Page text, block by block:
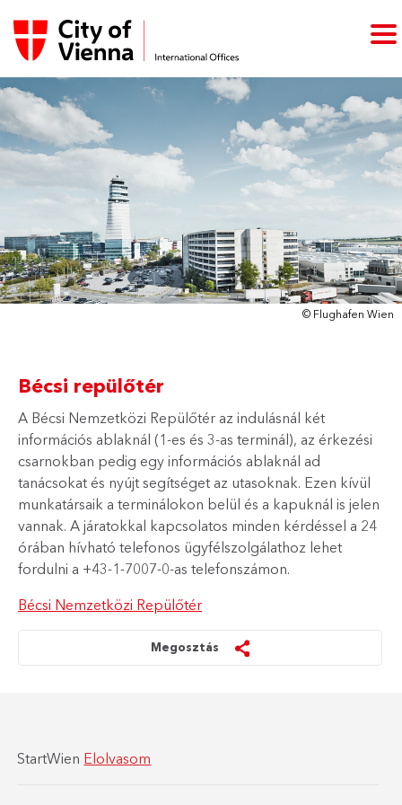
© Flughafen Wien
Bécsi repülőtér
A Bécsi Nemzetközi Repülőtér az indulásnál két
információs ablaknál (1-es és 3-as terminál), az érkezési
csarnokban pedig egy információs ablaknál ad
tanácsokat és nyújt segítséget az utasoknak. Ezen kívül
munkatársaik a terminálokon belül és a kapuknál is jelen
vannak. A járatokkal kapcsolatos minden kérdéssel a 24
órában hívható telefonos ügyfélszolgálathoz lehet
fordulni a +43-1-7007-0-as telefonszámon.
Bécsi Nemzetközi Repülőtér
Megosztás
StartWien Elolvasom